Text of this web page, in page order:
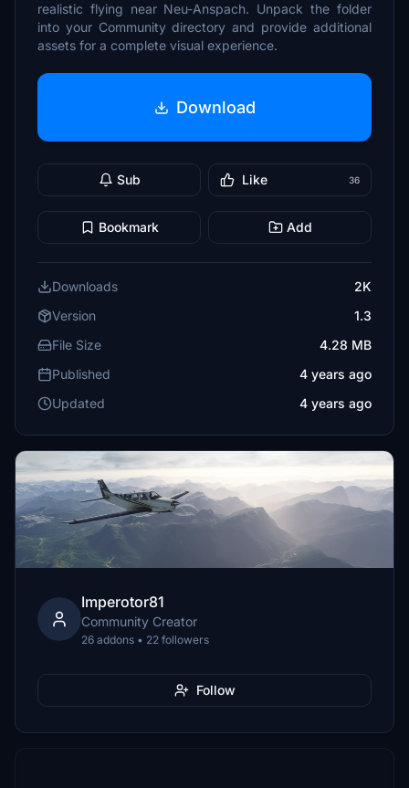
realistic flying near Neu-Anspach. Unpack the folder
into your Community directory and provide additional
assets for a complete visual experience.
Download
Sub Like 36
Bookmark Add
Downloads
2K
Version
1.3
File Size
4.28 MB
Published
4 years ago
Updated
4 years ago
Imperotor81
Community Creator
26 addons • 22 followers
Follow